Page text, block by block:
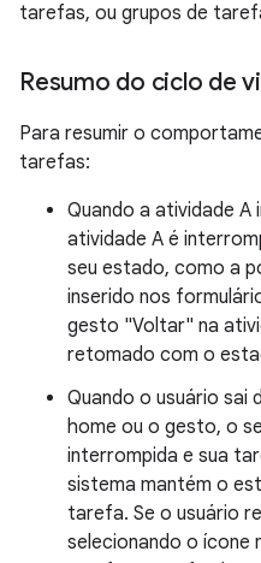
tarefas, ou grupos de
Resumo do ciclo de
Para resumir o
tarefas:
Quando a atividade A
atividade A é
seu estado, como a
inserido nos
gesto "Voltar" na
retomado com o
Quando o usuário sai
home ou o gesto, o
interrompida e sua
sistema mantém o
tarefa. Se o usuário
selecionando o ícone